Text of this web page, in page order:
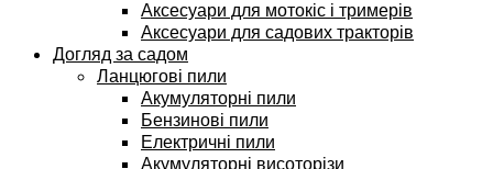
Аксесуари для мотокіс і тримерів
Аксесуари для садових тракторів
Догляд за садом
Ланцюгові пили
Акумуляторні пили
Бензинові пили
Електричні пили
Акумуляторні висоторізи